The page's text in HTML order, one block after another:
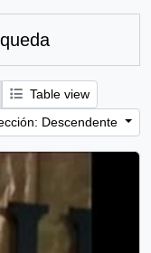
Table view
Descendente